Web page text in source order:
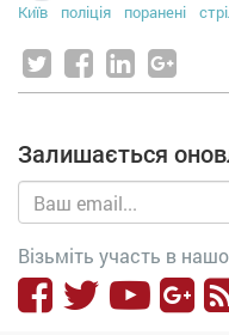
Київ
поліція поранені
Залишається
Візьміть участь в